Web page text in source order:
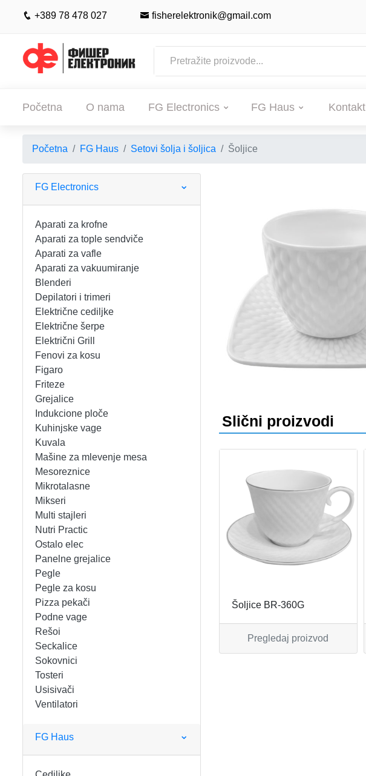
+389 78 478 027 fisherelektronik@gmail.com
Početna O nama FG Electronics FG Haus Kontakt
POČETNA
APARATI ZA KROFNE
APARATI ZA TOPLE SENDVIČE
APARATI ZA VAFLE
APARATI ZA VAKUUMIRANJE
BLENDERI
DEPILATORI I TRIMERI
ELEKTRIČNE CEDILJKE
ELEKTRIČNE ŠERPE
ELEKTRIČNI GRILL
FENOVI ZA KOSU
FIGARO
FRITEZE
GREJALICE
INDUKCIONE PLOČE
KUHINJSKE VAGE
KUVALA
MAŠINE ZA MLEVENJE MESA
FG HAUS
CEDILJKE
DEZERTNI TANJIRI
DŽEZVE
EKSPRES LONCI
EMAJLIRANE ŠERPE
ETAŽERI
GARNITURE ESCAJGA
KALUPI ZA TORTE
KANTE ZA SMEĆE
KERAMIČKE ČINIJE
KERAMIČKE POSUDE
KERAMIČKE ŠERPE
KERAMIČKE TEPSIJE I KALUPI
KORPE ZA HLEB
KUHINJSKA POMAGALA
KUHINJSKE POSUDE
KONTAKT
+389 78 478 027
Početna FG Haus Setovi šolja i šoljica Šoljice
FG Electronics
Aparati za krofne
Aparati za tople sendviče
Aparati za vafle
Aparati za vakuumiranje
Blenderi
Depilatori i trimeri
Električne cediljke
Električne šerpe
Električni Grill
Fenovi za kosu
Figaro
Friteze
Grejalice
Indukcione ploče
Kuhinjske vage
Kuvala
Mašine za mlevenje mesa
Mesoreznice
Mikrotalasne
Mikseri
Multi stajleri
Nutri Practic
Ostalo elec
Panelne grejalice
Pegle
Pegle za kosu
Pizza pekači
Podne vage
Rešoi
Seckalice
Sokovnici
Tosteri
Usisivači
Ventilatori
FG Haus
Slični proizvodi
Šoljice BR-360G
Pregledaj proizvod